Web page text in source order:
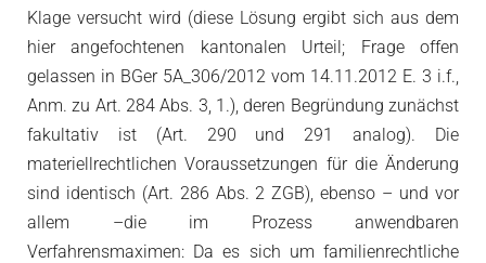
Klage versucht wird (diese Lösung ergibt sich aus dem
hier angefochtenen kantonalen Urteil; Frage offen
gelassen in BGer 5A_306/2012 vom 14.11.2012 E. 3 i.f.,
Anm. zu Art. 284 Abs. 3, 1.), deren Begründung zunächst
fakultativ ist (Art. 290 und 291 analog). Die
materiellrechtlichen Voraussetzungen für die Änderung
sind identisch (Art. 286 Abs. 2 ZGB), ebenso – und vor
allem –die im Prozess anwendbaren
Verfahrensmaximen: Da es sich um familienrechtliche